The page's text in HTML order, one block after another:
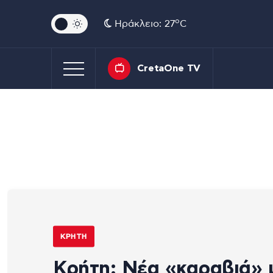
Ηράκλειο: 27oC
CretaOne TV
ΚΡΉΤΗ
Κρήτη: Νέα «καραβιά»